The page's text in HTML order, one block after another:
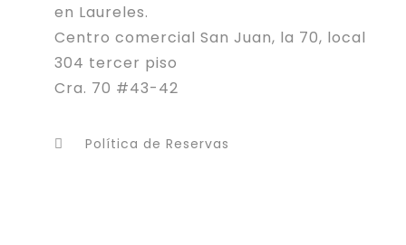
en Laureles.
Centro comercial San Juan, la 70, local
304 tercer piso
Cra. 70 #43-42
Política de Reservas